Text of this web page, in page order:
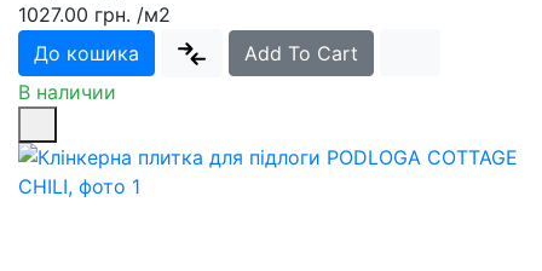
1027.00 грн. /м2
До кошика
Add To Cart
В наличии